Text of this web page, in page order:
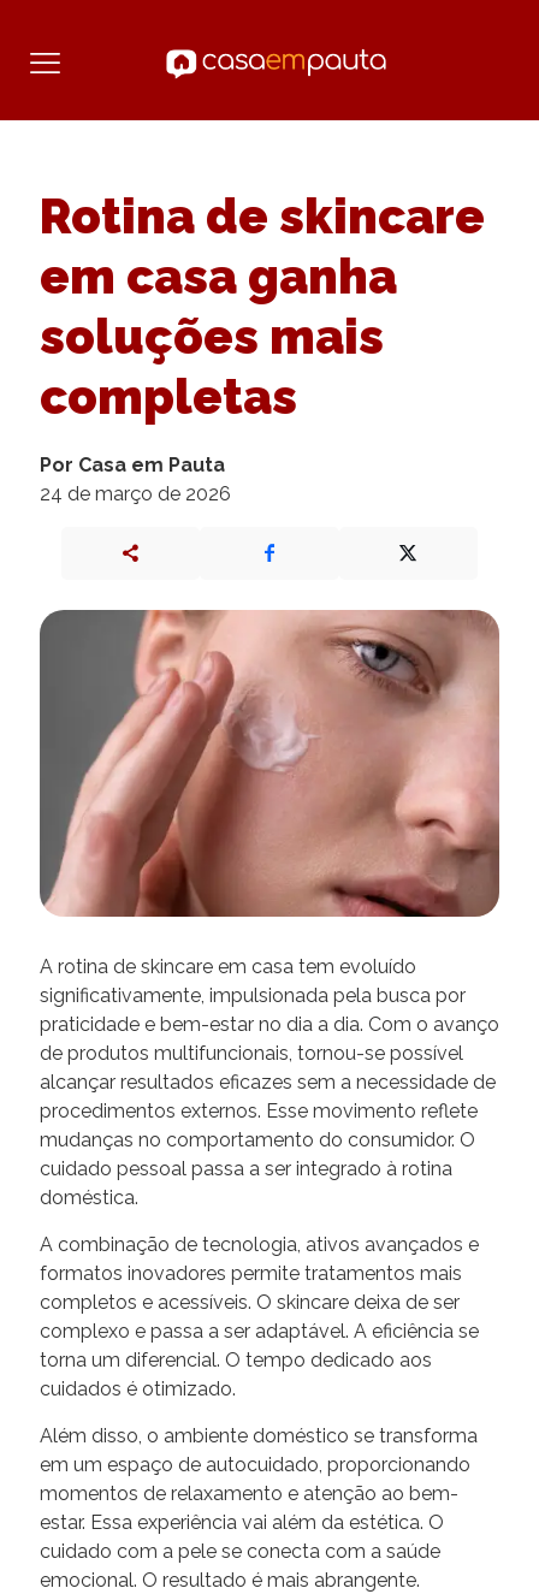
Rotina de skincare
em casa ganha
soluções mais
completas
Por Casa em Pauta
24 de março de 2026
A rotina de skincare em casa tem evoluído
significativamente, impulsionada pela busca por
praticidade e bem-estar no dia a dia. Com o avanço
de produtos multifuncionais, tornou-se possível
alcançar resultados eficazes sem a necessidade de
procedimentos externos. Esse movimento reflete
mudanças no comportamento do consumidor. O
cuidado pessoal passa a ser integrado à rotina
doméstica.
A combinação de tecnologia, ativos avançados e
formatos inovadores permite tratamentos mais
completos e acessíveis. O skincare deixa de ser
complexo e passa a ser adaptável. A eficiência se
torna um diferencial. O tempo dedicado aos
cuidados é otimizado.
Além disso, o ambiente doméstico se transforma
em um espaço de autocuidado, proporcionando
momentos de relaxamento e atenção ao bem-
estar. Essa experiência vai além da estética. O
cuidado com a pele se conecta com a saúde
emocional. O resultado é mais abrangente.